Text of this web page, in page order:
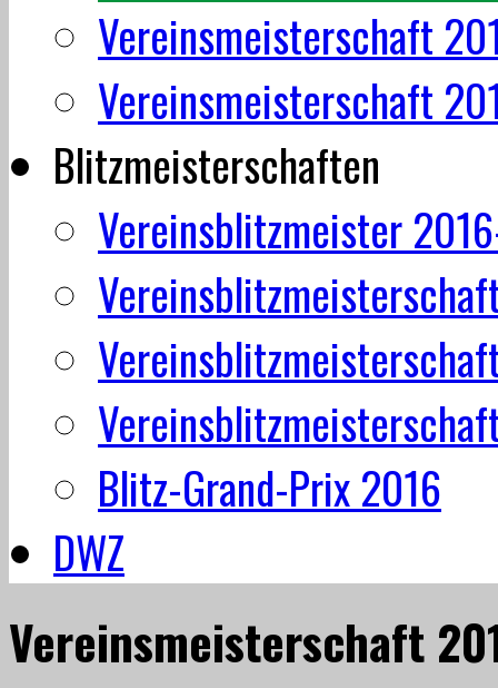
Vereinsmeisterschaft
Vereinsmeisterschaft
Blitzmeisterschaften
Vereinsblitzmeister
Blitz-Grand-Prix 2016
DWZ
Vereinsmeisterschaft